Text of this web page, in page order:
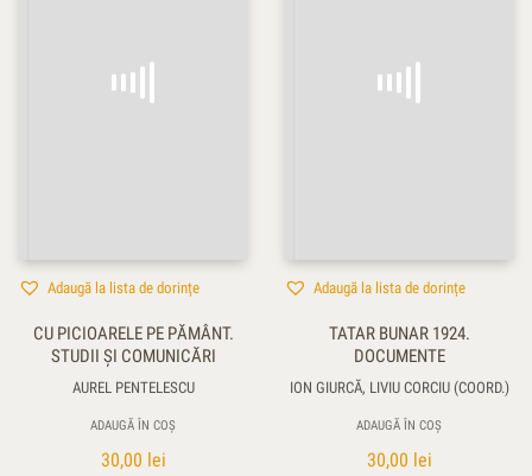
Adaugă la lista de dorințe
CU PICIOARELE PE PĂMÂNT.
STUDII ŞI COMUNICĂRI
AUREL PENTELESCU
ADAUGĂ ÎN COȘ
30,00 lei
Adaugă la lista de dorințe
TATAR BUNAR 1924.
DOCUMENTE
ION GIURCĂ, LIVIU CORCIU (COORD.)
ADAUGĂ ÎN COȘ
30,00 lei